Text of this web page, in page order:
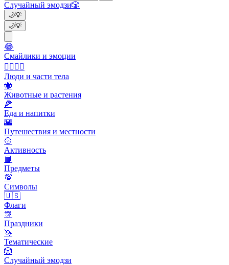
Случайный эмодзи🎲
🌙💡
🌙💡
😂
Смайлики и эмоции
👩‍❤️‍💋‍👨
Люди и части тела
🐝
Животные и растения
🍕
Еда и напитки
🌇
Путешествия и местности
🥎
Активность
📙
Предметы
💯
Символы
🇺🇸
Флаги
🎊
Праздники
🦄
Тематические
🎲
Случайный эмодзи